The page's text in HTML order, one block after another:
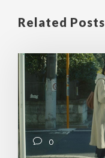
Related Posts
0